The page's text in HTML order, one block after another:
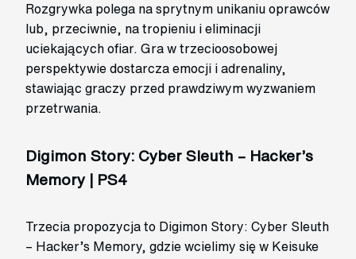
Rozgrywka polega na sprytnym unikaniu oprawców
lub, przeciwnie, na tropieniu i eliminacji
uciekających ofiar. Gra w trzecioosobowej
perspektywie dostarcza emocji i adrenaliny,
stawiając graczy przed prawdziwym wyzwaniem
przetrwania.
Digimon Story: Cyber Sleuth – Hacker’s
Memory | PS4
Trzecia propozycja to Digimon Story: Cyber Sleuth
– Hacker’s Memory, gdzie wcielimy się w Keisuke